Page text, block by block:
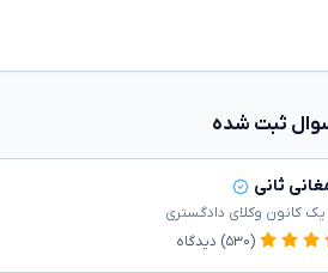
ثانی
یک کانون وکلای دادگستری
(۵۳۰) دیدگاه